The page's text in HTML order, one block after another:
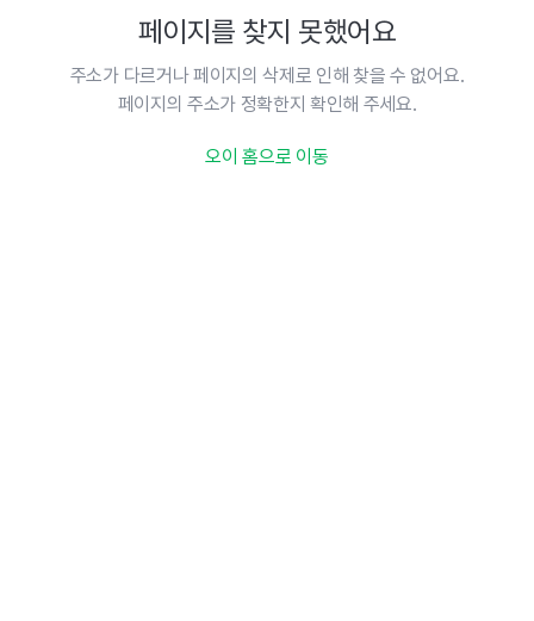
페이지를 찾지 못했어요
주소가 다르거나 페이지의 삭제로 인해 찾을 수 없어요.
페이지의 주소가 정확한지 확인해 주세요.
오이 홈으로 이동